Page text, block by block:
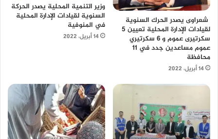
شعراوى يصدر الحرك السنوية
لقيادات الإدارة المحلية تعيين 5
سكرتيرى عموم و 6 سكرتيري
عموم مساعدين جدد في 11
محافظة
14 أبريل، 2022
وزير التنمية المحلية يصدر الحركة
السنوية لقيادات الإدارة المحلية
في المنوفية
14 أبريل، 2022